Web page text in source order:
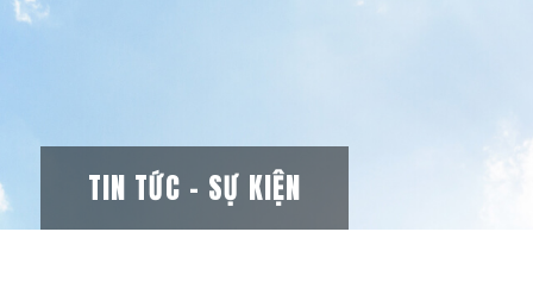
TIN TỨC – SỰ KIỆN